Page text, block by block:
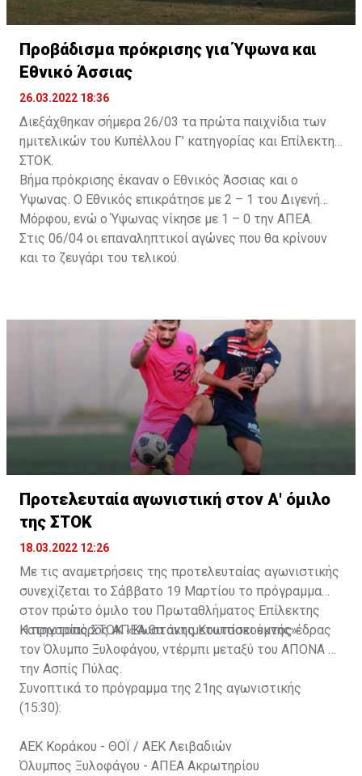
Προβάδισμα πρόκρισης για Ύψωνα και
Εθνικό Άσσιας
26.03.2022 18:36
Διεξάχθηκαν σήμερα 26/03 τα πρώτα παιχνίδια των
ημιτελικών του Κυπέλλου Γ’ κατηγορίας και Επίλεκτης
ΣΤΟΚ.
Βήμα πρόκρισης έκαναν ο Εθνικός Άσσιας και ο
Ύψωνας. Ο Εθνικός επικράτησε με 2 – 1 του Διγενή
Μόρφου, ενώ ο Ύψωνας νίκησε με 1 – 0 την ΑΠΕΑ.
Στις 06/04 οι επαναληπτικοί αγώνες που θα κρίνουν
και το ζευγάρι του τελικού.
Προτελευταία αγωνιστική στον Α' όμιλο
της ΣΤΟΚ
18.03.2022 12:26
Με τις αναμετρήσεις της προτελευταίας αγωνιστικής
συνεχίζεται το Σάββατο 19 Μαρτίου το πρόγραμμα
στον πρώτο όμιλο του Πρωταθλήματος Επίλεκτης
Κατηγορίας ΣΤΟΚ «Κωστάκης Κουτσοκούμνης».
Η πρωτοπόρος ΑΠΕΑ θα αντιμετωπίσει εκτός έδρας
τον Όλυμπο Ξυλοφάγου, ντέρμπι μεταξύ του ΑΠΟΝΑ με
την Ασπίς Πύλας.
Συνοπτικά το πρόγραμμα της 21ης αγωνιστικής
(15:30):
ΑΕΚ Κοράκου - ΘΟΪ / ΑΕΚ Λειβαδιών
Όλυμπος Ξυλοφάγου - ΑΠΕΑ Ακρωτηρίου